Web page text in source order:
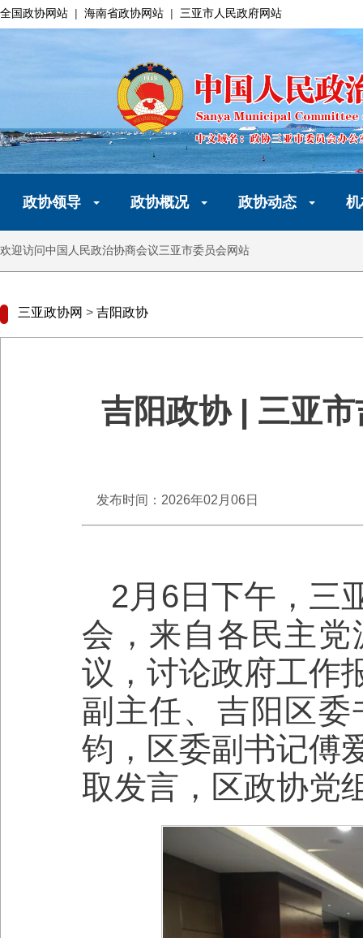
全国政协网站 | 海南省政协网站 | 三亚市人民政府网站
政协领导 政协概况 政协动态
欢迎访问中国人民政治协商会议三亚市委员会网站
三亚政协网 > 吉阳政协
吉阳政协 | 三亚
发布时间：2026年02月06日
2月6日下午，三
会，来自各民主
议，讨论政府工作
副主任、吉阳区
钧，区委副书记傅
取发言，区政协党